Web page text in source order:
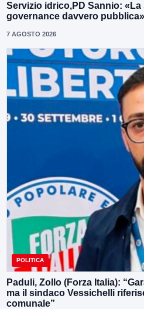
Servizio idrico,PD Sannio:
governance davvero pubblica»
7 AGOSTO 2026
POLITICA
Paduli, Zollo (Forza Italia):
ma il sindaco Vessichelli
comunale”